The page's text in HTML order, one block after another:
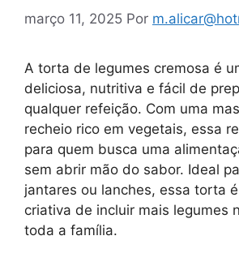
março 11, 2025 Por
A torta de legumes cremosa é
deliciosa, nutritiva e fácil de
qualquer refeição. Com uma
recheio rico em vegetais, essa
para quem busca uma
sem abrir mão do sabor. Ideal
jantares ou lanches, essa torta
criativa de incluir mais legumes
toda a família.